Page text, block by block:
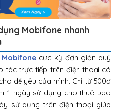
Mobifone nhanh
cực kỳ đơn giản quý
tác trực tiếp trên điện thoại có
dế yêu của mình. Chỉ từ 500đ
1 ngày sử dụng cho thuê bao
sử dụng trên điện thoại giúp